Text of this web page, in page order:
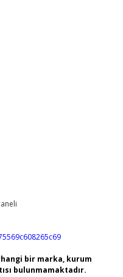
bir marka, kurum
bulunmamaktadır.